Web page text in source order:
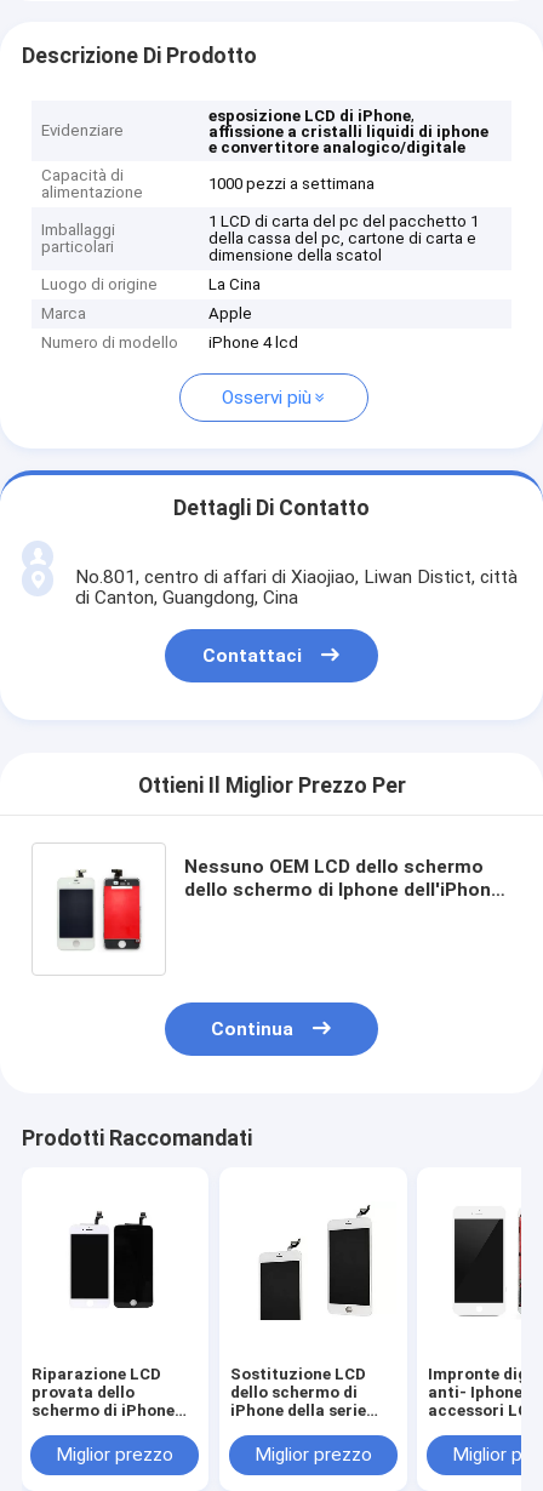
Descrizione Di Prodotto
Evidenziare
esposizione LCD di iPhone,
affissione a cristalli liquidi di iphone
e convertitore analogico/digitale
Capacità di
alimentazione
1000 pezzi a settimana
Imballaggi
particolari
1 LCD di carta del pc del pacchetto 1
della cassa del pc, cartone di carta e
dimensione della scatol
Luogo di origine
La Cina
Marca
Apple
Numero di modello
iPhone 4 lcd
Osservi più
Dettagli Di Contatto
No.801, centro di affari di Xiaojiao, Liwan Distict, città
di Canton, Guangdong, Cina
Contattaci
Ottieni Il Miglior Prezzo Per
Nessuno OEM LCD dello schermo
dello schermo di Iphone dell'iPhone
Continua
Prodotti Raccomandati
Riparazione LCD
provata dello
schermo di iPhone
LCD dell'esposizione
dell'iPhone 6
Miglior prezzo
Sostituzione LCD
dello schermo di
iPhone della serie
screen di LCD di
iPhone di serie
Miglior prezzo
Impronte
anti- Iphone 7
accessori LCD
dello schermo
schermo LCD
Miglior